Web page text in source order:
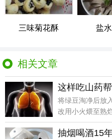
三味菊花酥 盐
相关文章
这样吃山药
将绿豆淘净后放
改用小火煨至熟
抽烟喝酒15